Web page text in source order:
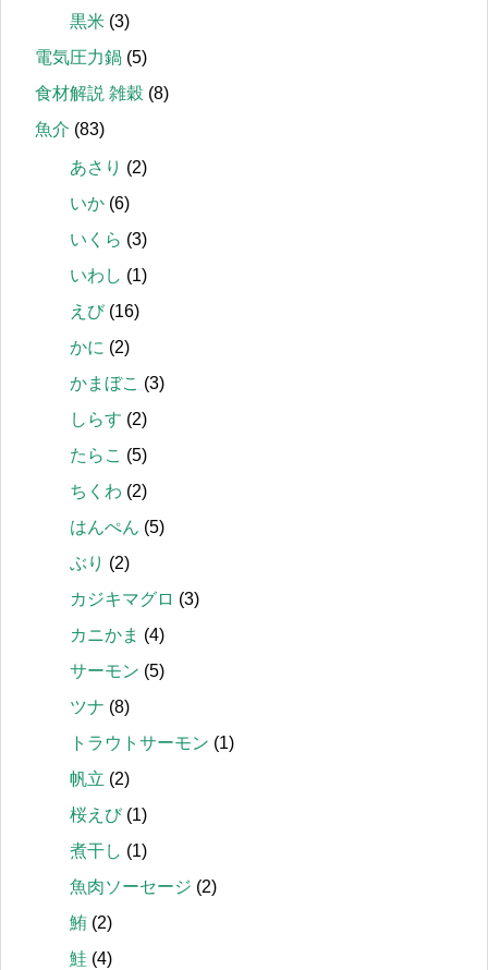
黒米 (3)
電気圧力鍋 (5)
食材解説 雑穀 (8)
魚介 (83)
あさり (2)
いか (6)
いくら (3)
いわし (1)
えび(16)
かに (2)
かまぼこ (3)
しらす (2)
たらこ (5)
ちくわ (2)
はんぺん (5)
ぶり (2)
カジキマグロ (3)
カニかま (4)
サーモン (5)
ツナ (8)
トラウトサーモン (1)
帆立 (2)
桜えび(1)
煮干し (1)
魚肉ソーセージ (2)
鮪 (2)
鮭 (4)